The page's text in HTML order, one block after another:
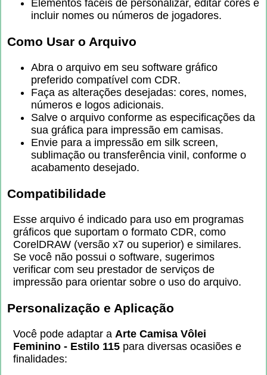
Elementos fáceis de personalizar, editar cores e
incluir nomes ou números de jogadores.
Como Usar o Arquivo
Abra o arquivo em seu software gráfico
preferido compatível com CDR.
Faça as alterações desejadas: cores, nomes,
números e logos adicionais.
Salve o arquivo conforme as especificações da
sua gráfica para impressão em camisas.
Envie para a impressão em silk screen,
sublimação ou transferência vinil, conforme o
acabamento desejado.
Compatibilidade
Esse arquivo é indicado para uso em programas
gráficos que suportam o formato CDR, como
CorelDRAW (versão x7 ou superior) e similares.
Se você não possui o software, sugerimos
verificar com seu prestador de serviços de
impressão para orientar sobre o uso do arquivo.
Personalização e Aplicação
Você pode adaptar a Arte Camisa Vôlei
Feminino - Estilo 115 para diversas ocasiões e
finalidades: